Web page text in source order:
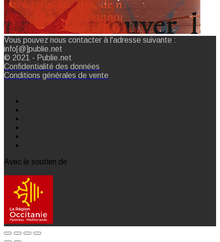
Vous pouvez nous contacter à l'adresse suivante :
info[@]publie.net
© 2021 - Publie.net
Confidentialité des données
Conditions générales de vente
Avec le soutien de